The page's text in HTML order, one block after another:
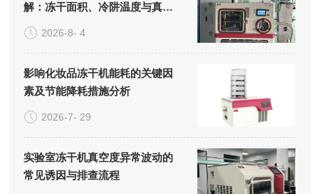
解：冻干面积、冷阱温度与真空
系统的成本构成
2026-8- 4
影响化妆品冻干机能耗的关键因
素及节能降耗措施分析
2026-7- 29
实验室冻干机真空度异常波动的
常见诱因与排查流程